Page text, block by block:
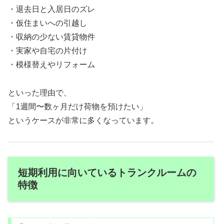
・退去日と入居日のズレ
・仮住まいへの引越し
・収納の少ない賃貸物件
・実家や自宅の片付け
・模様替えやリフォーム
といった理由で、
「1週間〜数ヶ月だけ荷物を預けたい」
というケースが非常に多くなっています。
短期利用に向いているトランクルームの
特徴